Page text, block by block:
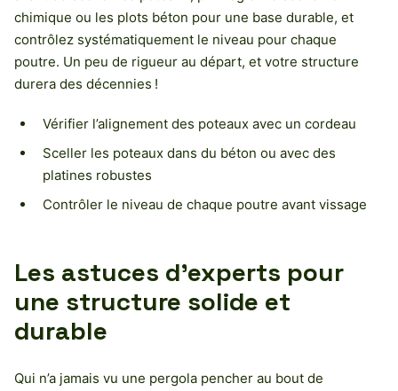
chimique ou les plots béton pour une base durable, et
contrôlez systématiquement le niveau pour chaque
poutre. Un peu de rigueur au départ, et votre structure
durera des décennies !
Vérifier l’alignement des poteaux avec un cordeau
Sceller les poteaux dans du béton ou avec des
platines robustes
Contrôler le niveau de chaque poutre avant vissage
Les astuces d’experts pour
une structure solide et
durable
Qui n’a jamais vu une pergola pencher au bout de